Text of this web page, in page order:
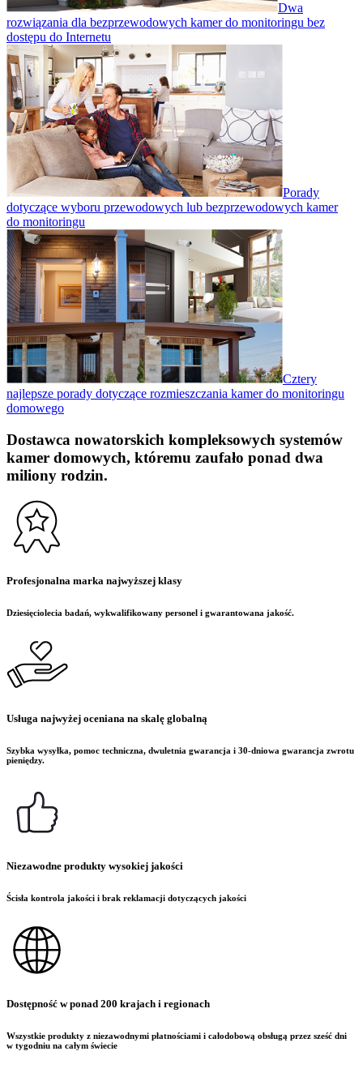
Dwa
rozwiązania dla bezprzewodowych kamer do monitoringu bez
dostępu do Internetu
Porady
dotyczące wyboru przewodowych lub bezprzewodowych kamer
do monitoringu
Cztery
najlepsze porady dotyczące rozmieszczania kamer do monitoringu
domowego
Dostawca nowatorskich kompleksowych systemów
kamer domowych, któremu zaufało ponad dwa
miliony rodzin.
Profesjonalna marka najwyższej klasy
Dziesięciolecia badań, wykwalifikowany personel i gwarantowana jakość.
Usługa najwyżej oceniana na skalę globalną
Szybka wysyłka, pomoc techniczna, dwuletnia gwarancja i 30-dniowa gwarancja zwrotu
pieniędzy.
Niezawodne produkty wysokiej jakości
Ścisła kontrola jakości i brak reklamacji dotyczących jakości
Dostępność w ponad 200 krajach i regionach
Wszystkie produkty z niezawodnymi płatnościami i całodobową obsługą przez sześć dni
w tygodniu na całym świecie